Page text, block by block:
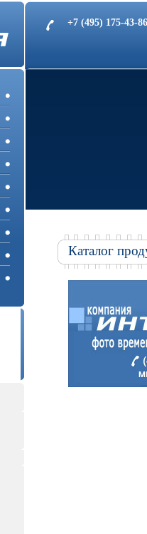
+7 (495) 175-43-
Каталог